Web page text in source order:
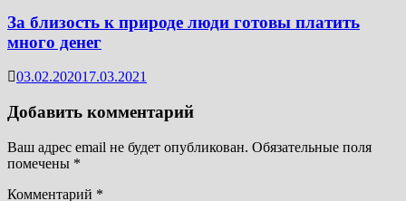
За близость к природе люди готовы платить
много денег
03.02.202017.03.2021
Добавить комментарий
Ваш адрес email не будет опубликован. Обязательные поля
помечены *
Комментарий *